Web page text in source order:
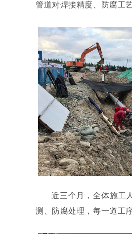
管道对焊接精度、防腐工
近三个月，全体施工
测、防腐处理，每一道工